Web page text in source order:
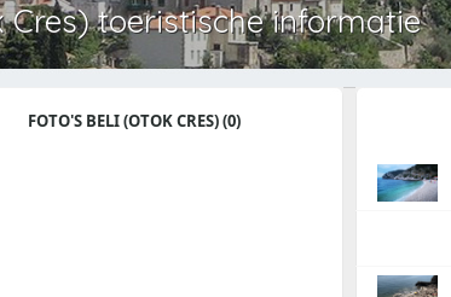
Cres) toeristische informatie
FOTO'S BELI (OTOK CRES) (0)